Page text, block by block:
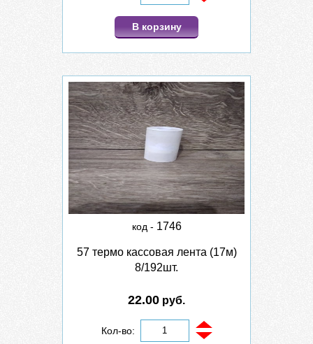
В корзину
код - 1746
57 термо кассовая лента (17м)
8/192шт.
22.00 руб.
Кол-во: